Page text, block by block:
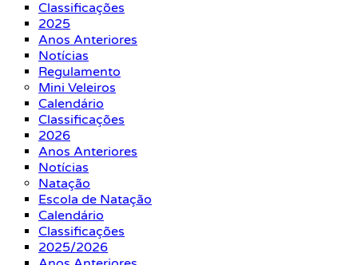
Classificações
2025
Anos Anteriores
Notícias
Regulamento
Mini Veleiros
Calendário
Classificações
2026
Anos Anteriores
Notícias
Natação
Escola de Natação
Calendário
Classificações
2025/2026